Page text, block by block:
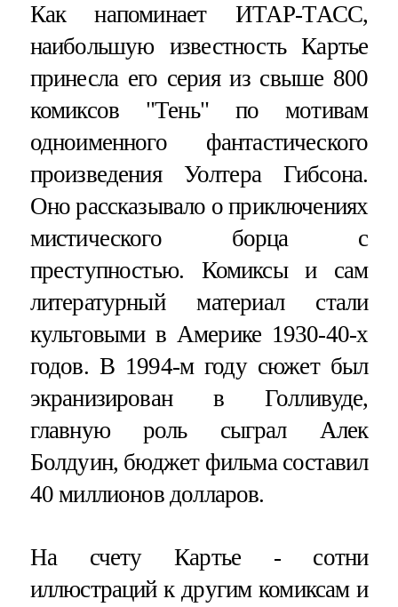
Как напоминает ИТАР-ТАСС,
наибольшую известность Картье
принесла его серия из свыше 800
комиксов "Тень" по мотивам
одноименного фантастического
произведения Уолтера Гибсона.
Оно рассказывало о приключениях
мистического борца с
преступностью. Комиксы и сам
литературный материал стали
культовыми в Америке 1930-40-х
годов. В 1994-м году сюжет был
экранизирован в Голливуде,
главную роль сыграл Алек
Болдуин, бюджет фильма составил
40 миллионов долларов.
На счету Картье - сотни
иллюстраций к другим комиксам и